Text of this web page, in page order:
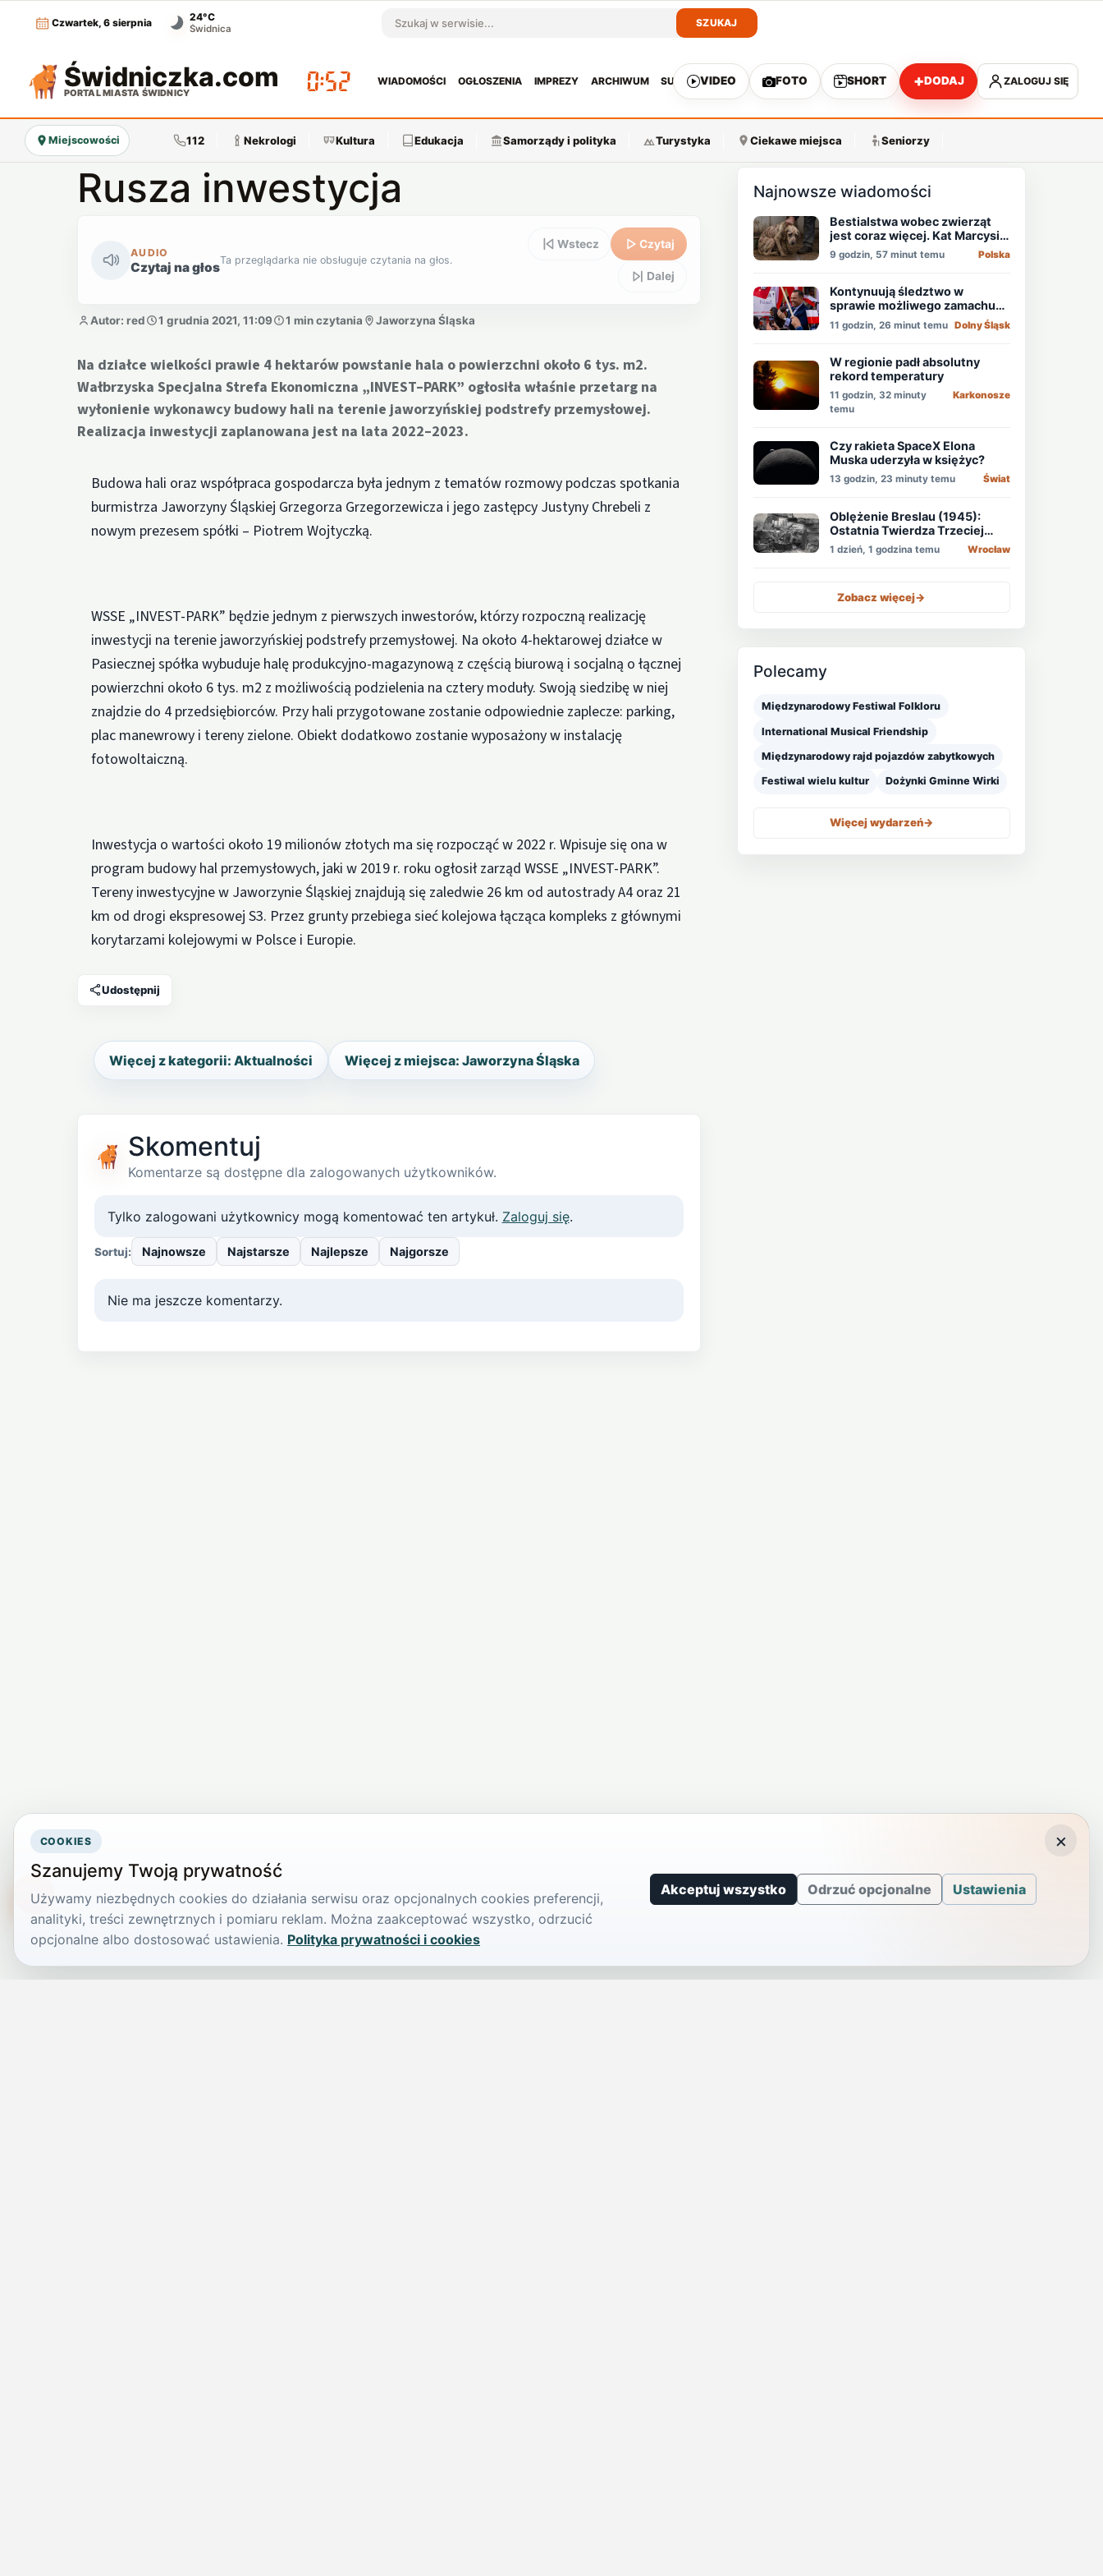
Czwartek, 6 sierpnia
24°C
Świdnica Szukaj w serwisie
SZUKAJ
Świdniczka.com
PORTAL MIASTA ŚWIDNICY 00:52
WIADOMOŚCI OGŁOSZENIA IMPREZY ARCHIWUM SUBSKRYPCJA
VIDEO FOTO SHORT +DODAJ ZALOGUJ SIĘ
Miejscowości 112 Nekrologi Kultura Edukacja Samorządy i polityka Turystyka Ciekawe miejsca Seniorzy
Rusza inwestycja
AUDIO
Czytaj na głosTa przeglądarka nie obsługuje czytania na głos.
Wstecz Czytaj
Dalej
Autor: red 1 grudnia 2021, 11:09 1 min czytania Jaworzyna Śląska
Na działce wielkości prawie 4 hektarów powstanie hala o powierzchni około 6 tys. m2.
Wałbrzyska Specjalna Strefa Ekonomiczna „INVEST–PARK” ogłosiła właśnie przetarg na
wyłonienie wykonawcy budowy hali na terenie jaworzyńskiej podstrefy przemysłowej.
Realizacja inwestycji zaplanowana jest na lata 2022–2023.
Budowa hali oraz współpraca gospodarcza była jednym z tematów rozmowy podczas spotkania
burmistrza Jaworzyny Śląskiej Grzegorza Grzegorzewicza i jego zastępcy Justyny Chrebeli z
nowym prezesem spółki – Piotrem Wojtyczką.
WSSE „INVEST-PARK” będzie jednym z pierwszych inwestorów, którzy rozpoczną realizację
inwestycji na terenie jaworzyńskiej podstrefy przemysłowej. Na około 4-hektarowej działce w
Pasiecznej spółka wybuduje halę produkcyjno-magazynową z częścią biurową i socjalną o łącznej
powierzchni około 6 tys. m2 z możliwością podzielenia na cztery moduły. Swoją siedzibę w niej
znajdzie do 4 przedsiębiorców. Przy hali przygotowane zostanie odpowiednie zaplecze: parking,
plac manewrowy i tereny zielone. Obiekt dodatkowo zostanie wyposażony w instalację
fotowoltaiczną.
Inwestycja o wartości około 19 milionów złotych ma się rozpocząć w 2022 r. Wpisuje się ona w
program budowy hal przemysłowych, jaki w 2019 r. roku ogłosił zarząd WSSE „INVEST-PARK”.
Tereny inwestycyjne w Jaworzynie Śląskiej znajdują się zaledwie 26 km od autostrady A4 oraz 21
km od drogi ekspresowej S3. Przez grunty przebiega sieć kolejowa łącząca kompleks z głównymi
korytarzami kolejowymi w Polsce i Europie.
Udostępnij
Więcej z kategorii: Aktualności Więcej z miejsca: Jaworzyna Śląska
Skomentuj
Komentarze są dostępne dla zalogowanych użytkowników.
Tylko zalogowani użytkownicy mogą komentować ten artykuł. Zaloguj się.
Sortuj: Najnowsze Najstarsze Najlepsze Najgorsze
Nie ma jeszcze komentarzy.
Najnowsze wiadomości
Bestialstwa wobec zwierząt
jest coraz więcej. Kat Marcysia
usłyszał wyrok
9 godzin, 57 minut temu Polska
Kontynuują śledztwo w
sprawie możliwego zamachu
na obecnego prezydenta
Nawrockiego
11 godzin, 26 minut temu Dolny Śląsk
W regionie padł absolutny
rekord temperatury
11 godzin, 32 minuty
temu
Karkonosze
Czy rakieta SpaceX Elona
Muska uderzyła w księżyc?
13 godzin, 23 minuty temu Świat
Oblężenie Breslau (1945):
Ostatnia Twierdza Trzeciej
Rzeszy
1 dzień, 1 godzina temu Wrocław
Zobacz więcej->
Polecamy
Międzynarodowy Festiwal Folkloru
International Musical Friendship
Międzynarodowy rajd pojazdów zabytkowych
Festiwal wielu kultur Dożynki Gminne Wirki
Więcej wydarzeń->
COOKIES
Szanujemy Twoją prywatność
Używamy niezbędnych cookies do działania serwisu oraz opcjonalnych cookies preferencji,
analityki, treści zewnętrznych i pomiaru reklam. Można zaakceptować wszystko, odrzucić
opcjonalne albo dostosować ustawienia. Polityka prywatności i cookies
Akceptuj wszystko Odrzuć opcjonalne Ustawienia
×
TikTokowa Jelonka